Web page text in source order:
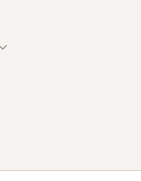
ciudad de ciudad